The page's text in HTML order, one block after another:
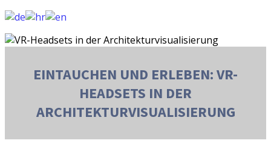
EINTAUCHEN UND ERLEBEN: VR-
HEADSETS IN DER
ARCHITEKTURVISUALISIERUNG